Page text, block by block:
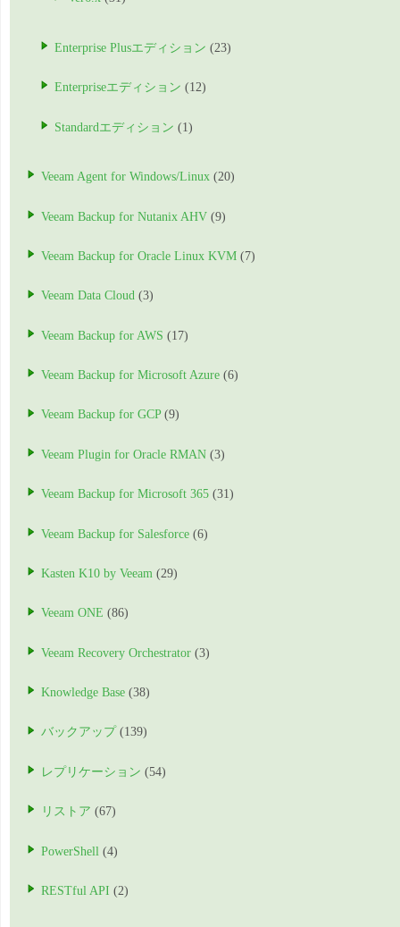
Enterprise Plusエディション (23)
Enterpriseエディション (12)
Standardエディション (1)
Veeam Agent for Windows/Linux (20)
Veeam Backup for Nutanix AHV (9)
Veeam Backup for Oracle Linux KVM (7)
Veeam Data Cloud (3)
Veeam Backup for AWS (17)
Veeam Backup for Microsoft Azure (6)
Veeam Backup for GCP(9)
Veeam Plugin for Oracle RMAN (3)
Veeam Backup for Microsoft 365 (31)
Veeam Backup for Salesforce (6)
Kasten K10 by Veeam (29)
Veeam ONE (86)
Veeam Recovery Orchestrator (3)
Knowledge Base (38)
バックアップ (139)
レプリケーション (54)
リストア (67)
PowerShell (4)
RESTful API (2)